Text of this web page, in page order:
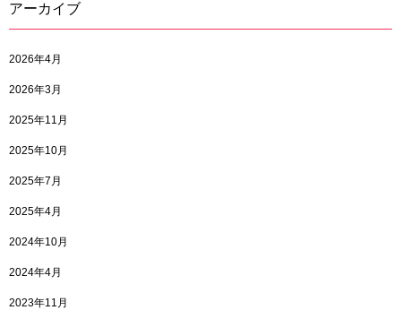
アーカイブ
2026年4月
2026年3月
2025年11月
2025年10月
2025年7月
2025年4月
2024年10月
2024年4月
2023年11月